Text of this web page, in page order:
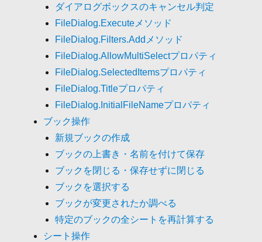
ダイアログボックスのキャンセル判定
FileDialog.Executeメソッド
FileDialog.Filters.Addメソッド
FileDialog.AllowMultiSelectプロパティ
FileDialog.SelectedItemsプロパティ
FileDialog.Titleプロパティ
FileDialog.InitialFileNameプロパティ
ブック操作
新規ブックの作成
ブックの上書き・名前を付けて保存
ブックを閉じる・保存せずに閉じる
ブックを選択する
ブックが変更されたか調べる
特定のブックの全シートを再計算する
シート操作